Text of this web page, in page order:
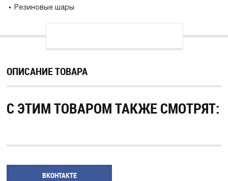
Резиновые шары
ОПИСАНИЕ ТОВАРА
С ЭТИМ ТОВАРОМ ТАКЖЕ СМОТРЯТ:
ВКОНТАКТЕ